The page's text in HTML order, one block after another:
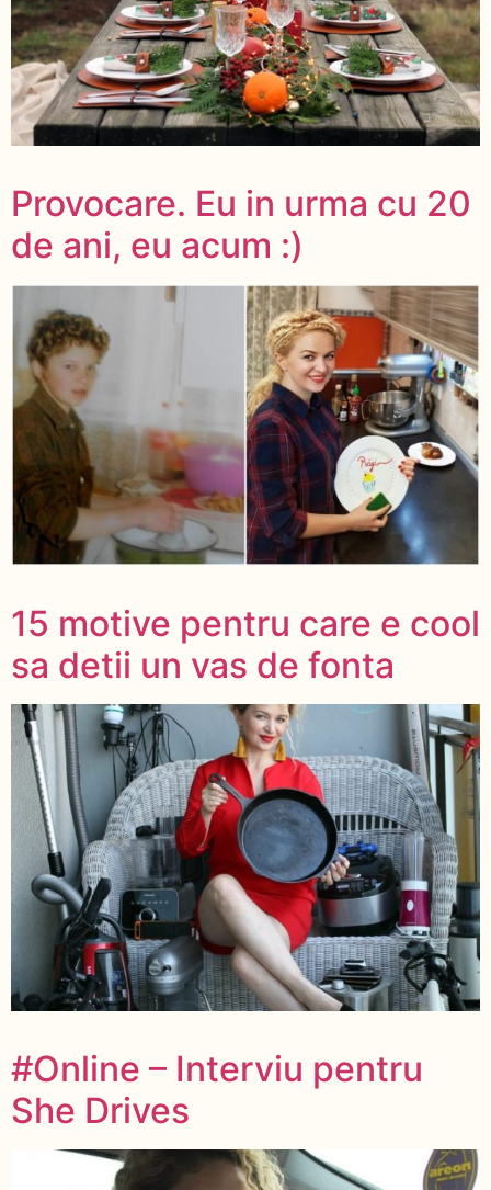
Provocare. Eu in urma cu 20
de ani, eu acum :)
15 motive pentru care e cool
sa detii un vas de fonta
#Online – Interviu pentru
She Drives